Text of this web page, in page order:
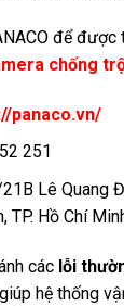
để được
chống
panaco.vn/
251
Lê Quang
TP. Hồ Chí
các lỗi
hệ thống